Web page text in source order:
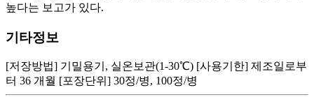
높다는 보고가 있다.
기타정보
[저장방법] 기밀용기, 실온보관(1-30℃) [사용기한] 제조일로부
터 36 개월 [포장단위] 30정/병, 100정/병